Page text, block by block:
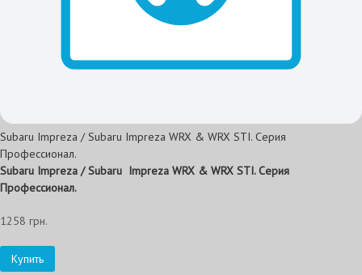
Subaru Impreza / Subaru Impreza WRX & WRX STI. Серия
Профессионал.
Subaru Impreza / Subaru Impreza WRX & WRX STI. Серия
Профессионал.
1258 грн.
Купить